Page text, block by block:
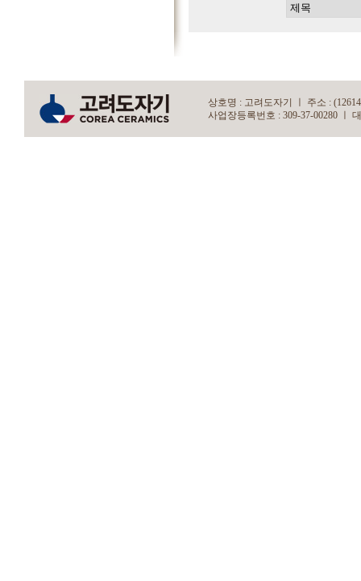
상호명 : 고려도자기 ㅣ 주소 :
사업장등록번호 : 309-37-00280 ㅣ